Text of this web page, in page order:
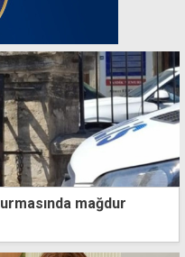
mağdur